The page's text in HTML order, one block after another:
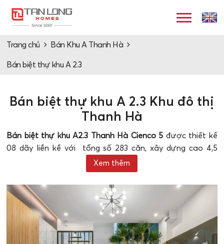
Trang chủ Bán Khu A Thanh Hà
Bán biệt thự khu A 2.3
Bán biệt thự khu A 2.3 Khu đô thị
Thanh Hà
Bán biệt thự khu A2.3 Thanh Hà Cienco 5 được thiết kế
08 dãy liền kề với tổng số 283 căn, xây dựng cao 4,5
tầng. Trong đó biệt thự với diện tích 100m2 là phổ biến
Bán biệt thự khu A2.3 Thanh Hà
Cienco 5 - Chi tiết thông tin
Bán biệt thự khu A2.3 Thanh Hà Cienco 5ngồm có 12
Block phân chia thành các Lô liền Kề, biệt thự tổng số ô
Xem thêm